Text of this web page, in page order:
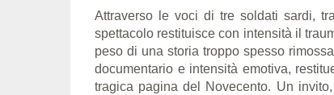
Attraverso le voci di tre soldati sardi,
spettacolo restituisce con intensità il
peso di una storia troppo spesso
documentario e intensità emotiva,
tragica pagina del Novecento. Un